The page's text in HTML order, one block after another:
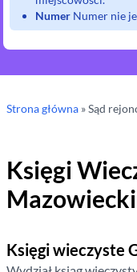
Numer Numer nie
Strona główna »Sąd
Księgi
Mazowiecki
Księgi wieczyste